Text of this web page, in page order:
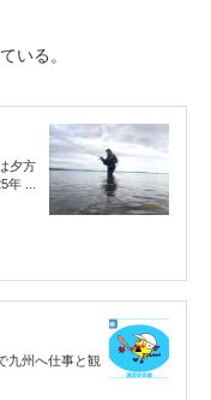
いる。
夕方
...
九州へ仕事と観